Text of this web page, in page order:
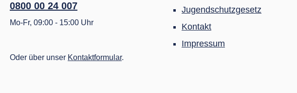
0800 00 24 007
Mo-Fr, 09:00 - 15:00 Uhr
Oder über unser Kontaktformular.
Jugendschutzgesetz
Kontakt
Impressum